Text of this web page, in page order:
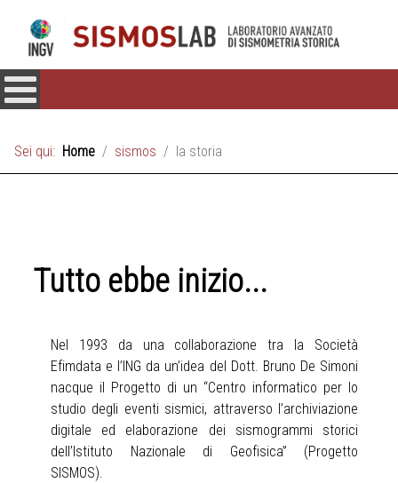
Sei qui: Home sismos la storia
Tutto ebbe inizio...
Nel 1993 da una collaborazione tra la Società
Efimdata e l’ING da un’idea del Dott. Bruno De Simoni
nacque il Progetto di un “Centro informatico per lo
studio degli eventi sismici, attraverso l’archiviazione
digitale ed elaborazione dei sismogrammi storici
dell’Istituto Nazionale di Geofisica” (Progetto
SISMOS).